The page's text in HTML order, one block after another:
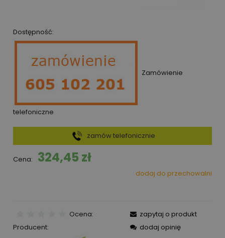
Dostępność:
Zamówienie
telefoniczne
Cena: 324,45 zł
zamów telefonicznie
dodaj do przechowalni
Ocena:
Producent:
zapytaj o produkt
dodaj opinię